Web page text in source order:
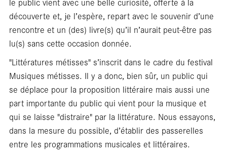
découverte et, je l’espère, repart avec le souvenir d’une
rencontre et un (des) livre(s) qu’il n’aurait peut-être pas
lu(s) sans cette occasion donnée.
"Littératures métisses" s’inscrit dans le cadre du festival
Musiques métisses. Il y a donc, bien sûr, un public qui
se déplace pour la proposition littéraire mais aussi une
part importante du public qui vient pour la musique et
qui se laisse "distraire" par la littérature. Nous essayons,
dans la mesure du possible, d’établir des passerelles
entre les programmations musicales et littéraires.